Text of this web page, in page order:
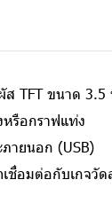
TFT ขนาด 3.5
หรือกราฟแท่ง
ายนอก (USB)
เชื่อมต่อกับเกจ